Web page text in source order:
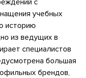
учебных
историю
из ведущих в
специалистов
большая
брендов,